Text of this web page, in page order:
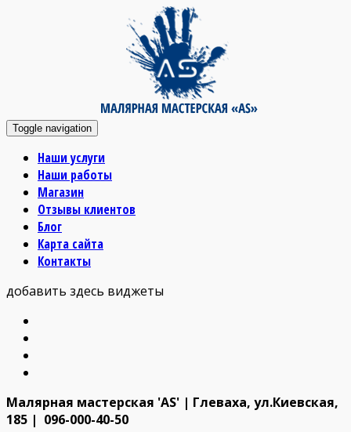
Toggle navigation
Наши услуги
Наши работы
Магазин
Отзывы клиентов
Блог
Карта сайта
Контакты
добавить здесь виджеты
Малярная мастерская 'AS' | Глеваха, ул.Киевская,
185 | 096-000-40-50